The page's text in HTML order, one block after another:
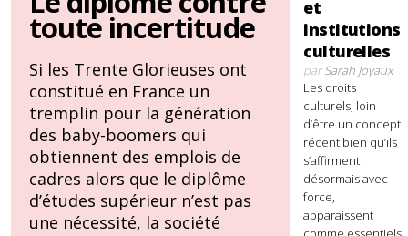
toute incertitude
Si les Trente Glorieuses ont
constitué en France un
tremplin pour la génération
des baby-boomers qui
obtiennent des emplois de
cadres alors que le diplôme
d’études supérieur n’est pas
une nécessité, la société
et
institutions
culturelles
parSarah Joyaux
Les droits
culturels, loin
d’être un concept
récent bien qu’ils
s’affirment
désormais avec
force,
apparaissent